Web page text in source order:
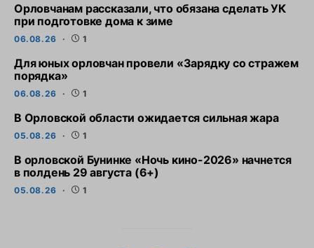
Орловчанам рассказали, что обязана сделать УК
при подготовке дома к зиме
06.08.26 1
Для юных орловчан провели «Зарядку со стражем
порядка»
06.08.26 1
В Орловской области ожидается сильная жара
05.08.26 1
В орловской Бунинке «Ночь кино-2026» начнется
в полдень 29 августа (6+)
05.08.26 1